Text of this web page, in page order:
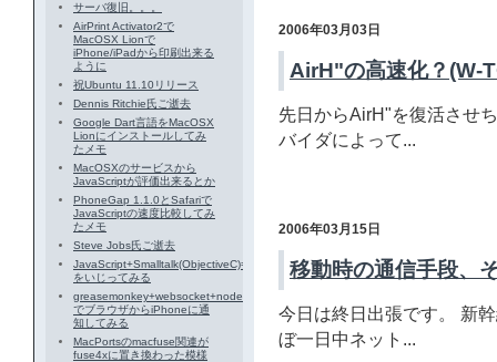
2006年03月03日
AirH"の高速化？(W-
先日からAirH"を復活させ
バイダによって...
2006年03月15日
移動時の通信手段、
今日は終日出張です。 新
ぼ一日中ネット...
サーバ復旧。。。
AirPrint Activator2で
MacOSX Lionで
iPhone/iPadから印刷出来る
ように
祝Ubuntu 11.10リリース
Dennis Ritchie氏ご逝去
Google Dart言語をMacOSX
Lionにインストールしてみ
たメモ
MacOSXのサービスから
JavaScriptが評価出来るとか
PhoneGap 1.1.0とSafariで
JavaScriptの速度比較してみ
たメモ
Steve Jobs氏ご逝去
JavaScript+Smalltalk(ObjectiveC)=JSTalk
をいじってみる
greasemonkey+websocket+node.js+prowl
でブラウザからiPhoneに通
知してみる
MacPortsのmacfuse関連が
fuse4xに置き換わった模様